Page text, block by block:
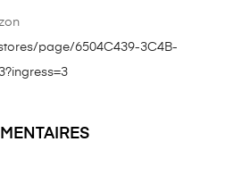
page/6504C439-3C4B-